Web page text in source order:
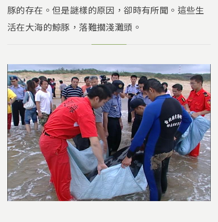
豚的存在。但是謎樣的原因，卻時有所聞。這些生
活在大海的鯨豚，落難擱淺灘頭。